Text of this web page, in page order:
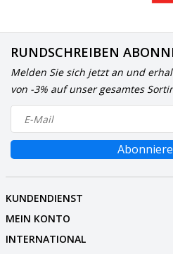
RUNDSCHREIBEN
Melden Sie sich jetzt an und
von -3% auf unser gesamtes
KUNDENDIENST
MEIN KONTO
INTERNATIONAL